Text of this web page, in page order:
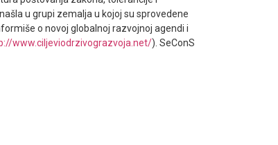
u grupi zemalja u kojoj su sprovedene
o novoj globalnoj razvojnoj agendi i
www.ciljeviodrzivograzvoja.net/). SeConS